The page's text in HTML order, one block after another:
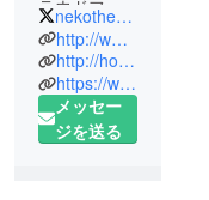
ラウドファ
ンディン
グ。第一弾
は劇場用ド
キュメンタ
リー映画
nekothemovie
http://www.neko-movie.com/
http://horiemon.com/
https://www.facebook.com/nekothemovie/
メッセー
ジを送る